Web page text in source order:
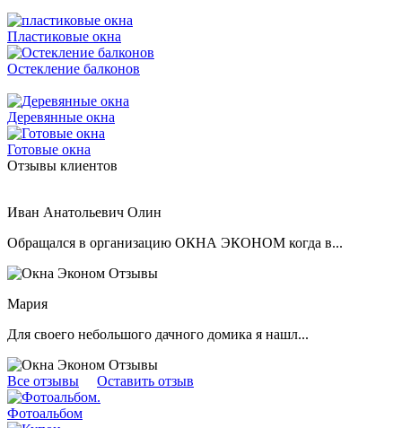
Пластиковые окна
Остекление балконов
Деревянные окна
Готовые окна
Отзывы клиентов
Иван Анатольевич Олин
Обращался в организацию ОКНА ЭКОНОМ когда в...
Мария
Для своего небольшого дачного домика я нашл...
Все отзывы
Оставить отзыв
.
Фотоальбом